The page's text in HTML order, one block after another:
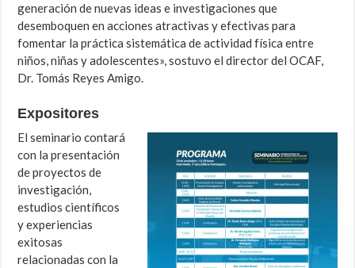
generación de nuevas ideas e investigaciones que
desemboquen en acciones atractivas y efectivas para
fomentar la práctica sistemática de actividad física entre
niños, niñas y adolescentes», sostuvo el director del OCAF,
Dr. Tomás Reyes Amigo.
Expositores
El seminario contará
con la presentación
de proyectos de
investigación,
estudios científicos
y experiencias
exitosas
relacionadas con la